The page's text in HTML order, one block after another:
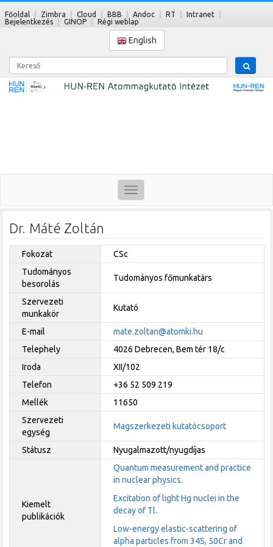
Főoldal Zimbra Cloud BBB Andoc RT
Intranet
Bejelentkezés
GINOP Régi weblap
English
Kereső
Toggle
navigation
Dr. Máté Zoltán
Fokozat
CSc
Tudományos
besorolás
Tudományos főmunkatárs
Szervezeti
munkakör
Kutató
E-mail
mate.zoltan@atomki.hu
Telephely
4026 Debrecen, Bem tér 18/c
Iroda
XII/102
Telefon
+36 52 509 219
Mellék
11650
Szervezeti
egység
Magszerkezeti kutatócsoport
Státusz Nyugalmazott/nyugdíjas
Kiemelt
publikációk
Quantum measurement and practice
in nuclear physics.
Excitation of light Hg nuclei in the
decay of Tl.
Low-energy elastic-scattering of
alpha particles from 34S, 50Cr and